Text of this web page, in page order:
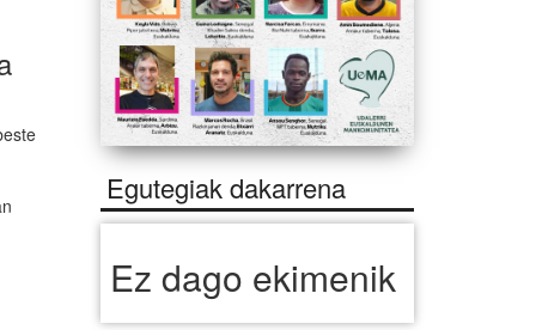
Egutegiak dakarrena
Ez dago ekimenik